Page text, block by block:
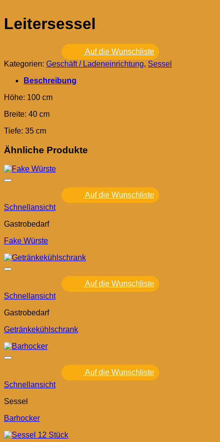
Leitersessel
Auf die Wunschliste
Kategorien: Geschäft / Ladeneinrichtung, Sessel
Beschreibung
Höhe: 100 cm
Breite: 40 cm
Tiefe: 35 cm
Ähnliche Produkte
Auf die Wunschliste
Schnellansicht
Gastrobedarf
Fake Würste
Auf die Wunschliste
Schnellansicht
Gastrobedarf
Getränkekühlschrank
Auf die Wunschliste
Schnellansicht
Sessel
Barhocker